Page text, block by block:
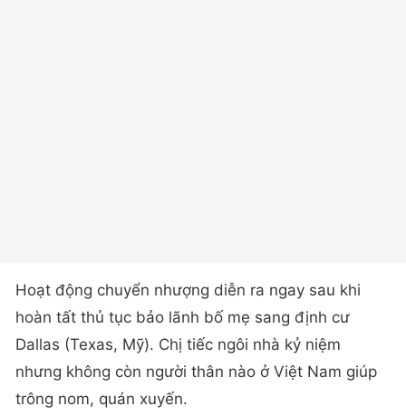
Hoạt động chuyển nhượng diễn ra ngay sau khi
hoàn tất thủ tục bảo lãnh bố mẹ sang định cư
Dallas (Texas, Mỹ). Chị tiếc ngôi nhà kỷ niệm
nhưng không còn người thân nào ở Việt Nam giúp
trông nom, quán xuyến.